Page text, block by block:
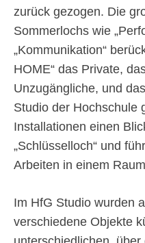
zurück gezogen. Die
Sommerlochs wie
„Kommunikation“
HOME“ das Private,
Unzugängliche, und
Studio der Hochschule
Installationen einen
„Schlüsselloch“ und
Arbeiten in einem
Im HfG Studio wurden
verschiedene Objekte